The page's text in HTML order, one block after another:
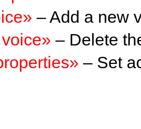
– Add a new
– Delete
– Set